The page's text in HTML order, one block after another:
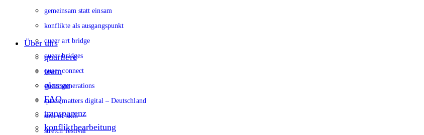
gemeinsam statt einsam
konflikte als ausgangspunkt
queer art bridge
queer bridges
queer connect
queer generations
queer matters digital – Deutschland
soul of skin
stretch festival
Über uns
quartiere
team
glossar
FAQ
transparenz
konfliktbearbeitung